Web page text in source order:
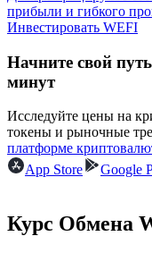
прибыли и гибкого
Инвестировать WEFI
Начните свой
минут
Исследуйте цены на
токены и рыночные
платформе
App Store
Google
Курс Обмена